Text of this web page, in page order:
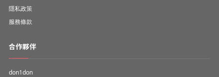
隱私政策
服務條款
合作夥伴
don1don